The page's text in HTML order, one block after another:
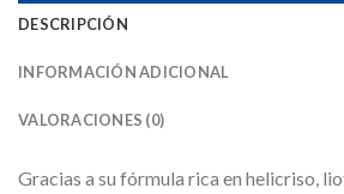
DESCRIPCIÓN
INFORMACIÓN ADICIONAL
VALORACIONES (0)
Gracias a su fórmula rica en helicriso,